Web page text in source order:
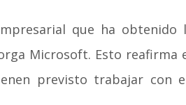
que ha obtenido
Microsoft. Esto reafirma
previsto trabajar con